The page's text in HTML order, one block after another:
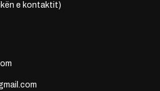
e kontaktit)